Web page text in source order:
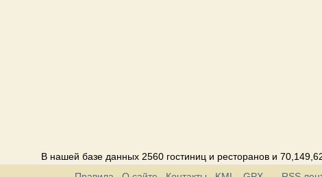
В нашей базе данных 2560 гостиниц и ресторанов и